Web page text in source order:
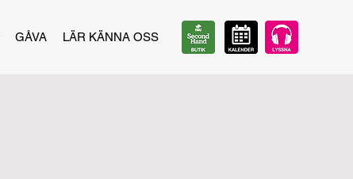
GÅVA LÄR KÄNNA OSS